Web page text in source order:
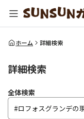
全体検索
ホーム 詳細検索
詳細検索
全体検索